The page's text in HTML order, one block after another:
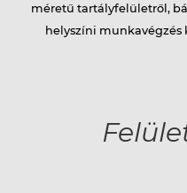
méretű tartályfelületről,
helyszíni munkavégzés